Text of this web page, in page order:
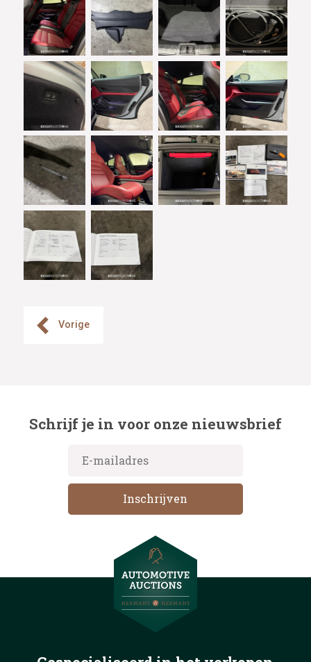
Vorige
Schrijf je in voor onze nieuwsbrief